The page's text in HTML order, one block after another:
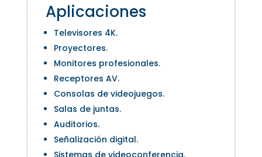
Aplicaciones
Televisores 4K.
Proyectores.
Monitores profesionales.
Receptores AV.
Consolas de videojuegos.
Salas de juntas.
Auditorios.
Señalización digital.
Sistemas de videoconferencia.